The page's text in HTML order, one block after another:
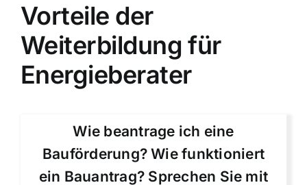
Vorteile der
Weiterbildung für
Energieberater
Wie beantrage ich eine
Bauförderung? Wie funktioniert
ein Bauantrag? Sprechen Sie mit